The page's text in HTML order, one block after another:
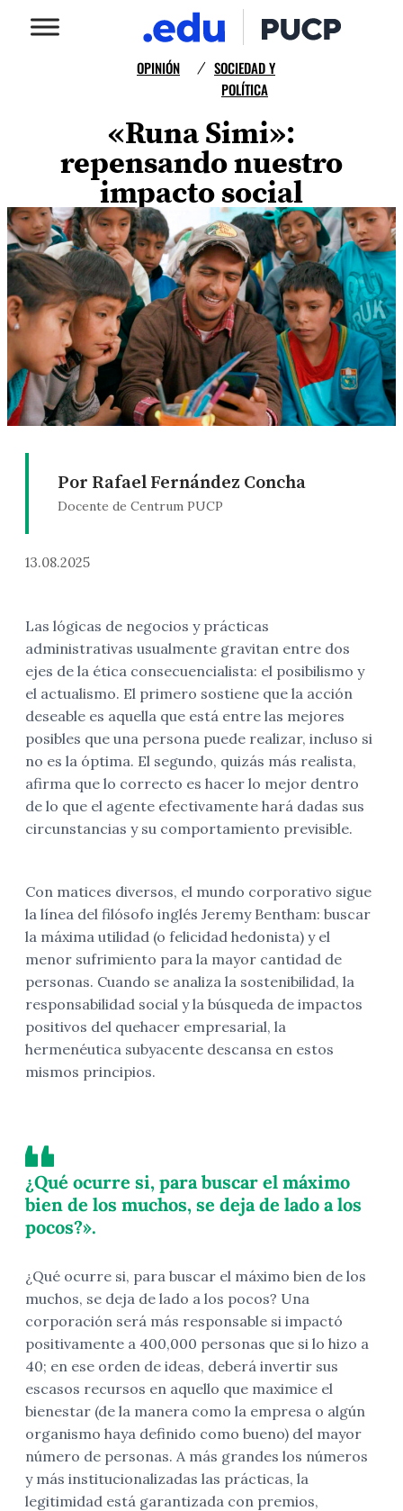
OPINIÓN / SOCIEDAD Y
POLÍTICA
«Runa Simi»:
repensando nuestro
impacto social
Por Rafael Fernández Concha
Docente de Centrum PUCP
13.08.2025
Las lógicas de negocios y prácticas
administrativas usualmente gravitan entre dos
ejes de la ética consecuencialista: el posibilismo y
el actualismo. El primero sostiene que la acción
deseable es aquella que está entre las mejores
posibles que una persona puede realizar, incluso si
no es la óptima. El segundo, quizás más realista,
afirma que lo correcto es hacer lo mejor dentro
de lo que el agente efectivamente hará dadas sus
circunstancias y su comportamiento previsible.
Con matices diversos, el mundo corporativo sigue
la línea del filósofo inglés Jeremy Bentham: buscar
la máxima utilidad (o felicidad hedonista) y el
menor sufrimiento para la mayor cantidad de
personas. Cuando se analiza la sostenibilidad, la
responsabilidad social y la búsqueda de impactos
positivos del quehacer empresarial, la
hermenéutica subyacente descansa en estos
mismos principios.
¿Qué ocurre si, para buscar el máximo
bien de los muchos, se deja de lado a los
pocos?».
¿Qué ocurre si, para buscar el máximo bien de los
muchos, se deja de lado a los pocos? Una
corporación será más responsable si impactó
positivamente a 400,000 personas que si lo hizo a
40; en ese orden de ideas, deberá invertir sus
escasos recursos en aquello que maximice el
bienestar (de la manera como la empresa o algún
organismo haya definido como bueno) del mayor
número de personas. A más grandes los números
y más institucionalizadas las prácticas, la
legitimidad está garantizada con premios,